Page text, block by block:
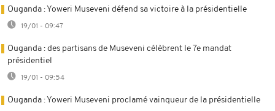
Ouganda : Yoweri Museveni défend sa victoire à la présidentielle
19/01 - 09:47
Ouganda : des partisans de Museveni célèbrent le 7e mandat
présidentiel
19/01 - 09:54
Ouganda : Yoweri Museveni proclamé vainqueur de la présidentielle